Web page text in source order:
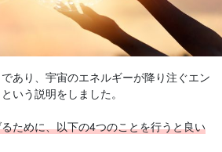
あり、宇宙のエネルギーが降り注ぐエン
いう説明をしました。
ために、以下の4つのことを行うと良い